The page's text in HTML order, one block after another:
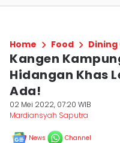
Home Food Dining
Kangen
Hidangan Khas
Ada!
02 Mei 2022, 07:20 WIB
Mardiansyah Saputra
News Channel